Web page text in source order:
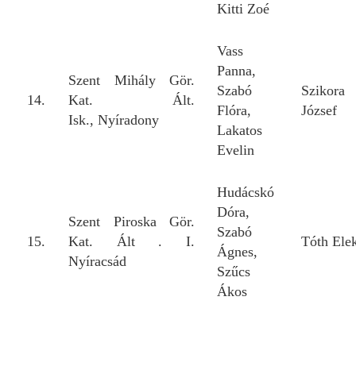
Kitti Zoé
14.
Szent Mihály Gör.
Kat. Ált.
Isk., Nyíradony
Vass
Panna,
Szabó
Flóra,
Lakatos
Evelin
Szikora
József
15.
Szent Piroska Gör.
Kat. Ált . I.
Nyíracsád
Hudácskó
Dóra,
Szabó
Ágnes,
Szűcs
Ákos
Tóth